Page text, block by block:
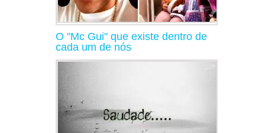
O "Mc Gui" que existe dentro de
cada um de nós